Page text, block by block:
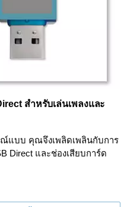
สำหรับเล่นเพลงและ
แบบ คุณจึงเพลิดเพลินกับการ
Direct และช่องเสียบการ์ด